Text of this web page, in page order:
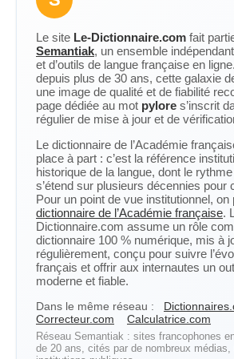
Le site Le-Dictionnaire.com fait
Semantiak, un ensemble
et d’outils de langue française en
depuis plus de 30 ans, cette galaxie
une image de qualité et de fiabilité
page dédiée au mot pylore s’inscrit
régulier de mise à jour et de
Le dictionnaire de l’Académie
place à part : c’est la référence
historique de la langue, dont le
s’étend sur plusieurs décennies pour
Pour un point de vue institutionnel,
dictionnaire de l’Académie française.
Dictionnaire.com assume un rôle
dictionnaire 100 % numérique, mis à
régulièrement, conçu pour suivre
français et offrir aux internautes un
moderne et fiable.
Dans le même réseau :
Correcteur.com
Calculatrice.com
Réseau Semantiak : sites francophones
de 20 ans, cités par de nombreux